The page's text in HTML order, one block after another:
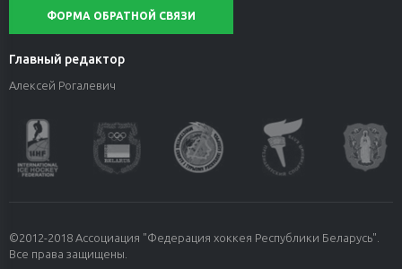
ФОРМА ОБРАТНОЙ СВЯЗИ
Главный редактор
Алексей Рогалевич
©2012-2018 Ассоциация "Федерация хоккея Республики Беларусь".
Все права защищены.